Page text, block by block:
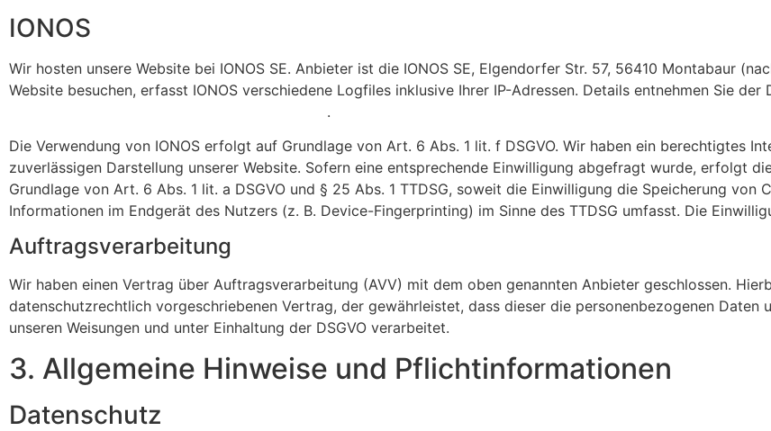
IONOS
Wir hosten unsere Website bei IONOS SE. Anbieter ist die IONOS SE, Elgendorfer Str. 57, 56410 Montabaur
Website besuchen, erfasst IONOS verschiedene Logfiles inklusive Ihrer IP-Adressen. Details entnehmen Sie der
.
Die Verwendung von IONOS erfolgt auf Grundlage von Art. 6 Abs. 1 lit. f DSGVO. Wir haben ein berechtigtes
zuverlässigen Darstellung unserer Website. Sofern eine entsprechende Einwilligung abgefragt wurde, erfolgt
Grundlage von Art. 6 Abs. 1 lit. a DSGVO und § 25 Abs. 1 TTDSG, soweit die Einwilligung die Speicherung von
Informationen im Endgerät des Nutzers (z. B. Device-Fingerprinting) im Sinne des TTDSG umfasst. Die
Auftragsverarbeitung
Wir haben einen Vertrag über Auftragsverarbeitung (AVV) mit dem oben genannten Anbieter geschlossen.
datenschutzrechtlich vorgeschriebenen Vertrag, der gewährleistet, dass dieser die personenbezogenen Daten
unseren Weisungen und unter Einhaltung der DSGVO verarbeitet.
3. Allgemeine Hinweise und Pflicht­informationen
Datenschutz